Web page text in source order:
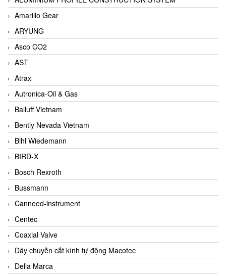
Amarillo Gear
ARYUNG
Asco CO2
AST
Atrax
Autronica-Oil & Gas
Balluff Vietnam
Bently Nevada Vietnam
Bihl Wiedemann
BIRD-X
Bosch Rexroth
Bussmann
Canneed-instrument
Centec
Coaxial Valve
Dây chuyền cắt kính tự động Macotec
Della Marca